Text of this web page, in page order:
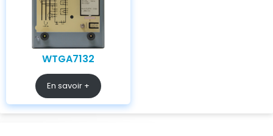
WTGA7132
En savoir +